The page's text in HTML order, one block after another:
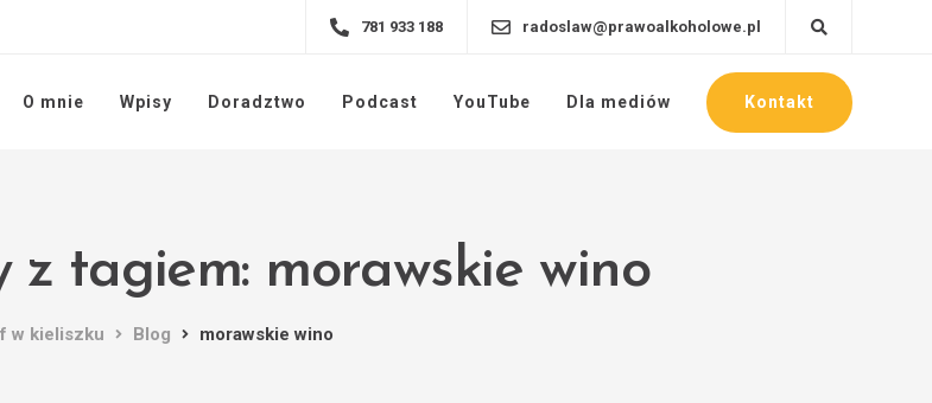
781 933 188 radoslaw@prawoalkoholowe.pl
O mnie Wpisy Doradztwo Podcast YouTube Dla mediów Kontakt
z tagiem: morawskie wino
w kieliszku Blog morawskie wino